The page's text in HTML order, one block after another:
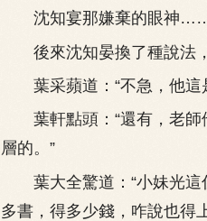
沈知宴那嫌棄的眼神……
後來沈知晏換了種說法，
葉采蘋道：“不急，他這
葉軒點頭：“還有，老師
層的。”
葉大全驚道：“小妹光這
多書，得多少錢，咋說也得